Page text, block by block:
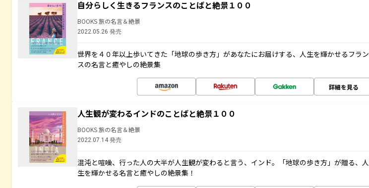
自分らしく生きるフランスのことばと絶景１００
BOOKS 旅の名言＆絶景
2022.05.26 発売
世界を４０年以上歩いてきた「地球の歩き方」があなたにお届けする、人生を輝かせるフラン
スの名言と癒やしの絶景集
詳細を見る
人生観が変わるインドのことばと絶景１００
BOOKS 旅の名言＆絶景
2022.07.14 発売
混沌と喧噪、行った人の大半が人生観が変わると言う、インド。「地球の歩き方」が贈る、人
生を輝かせる名言と癒やしの絶景集！